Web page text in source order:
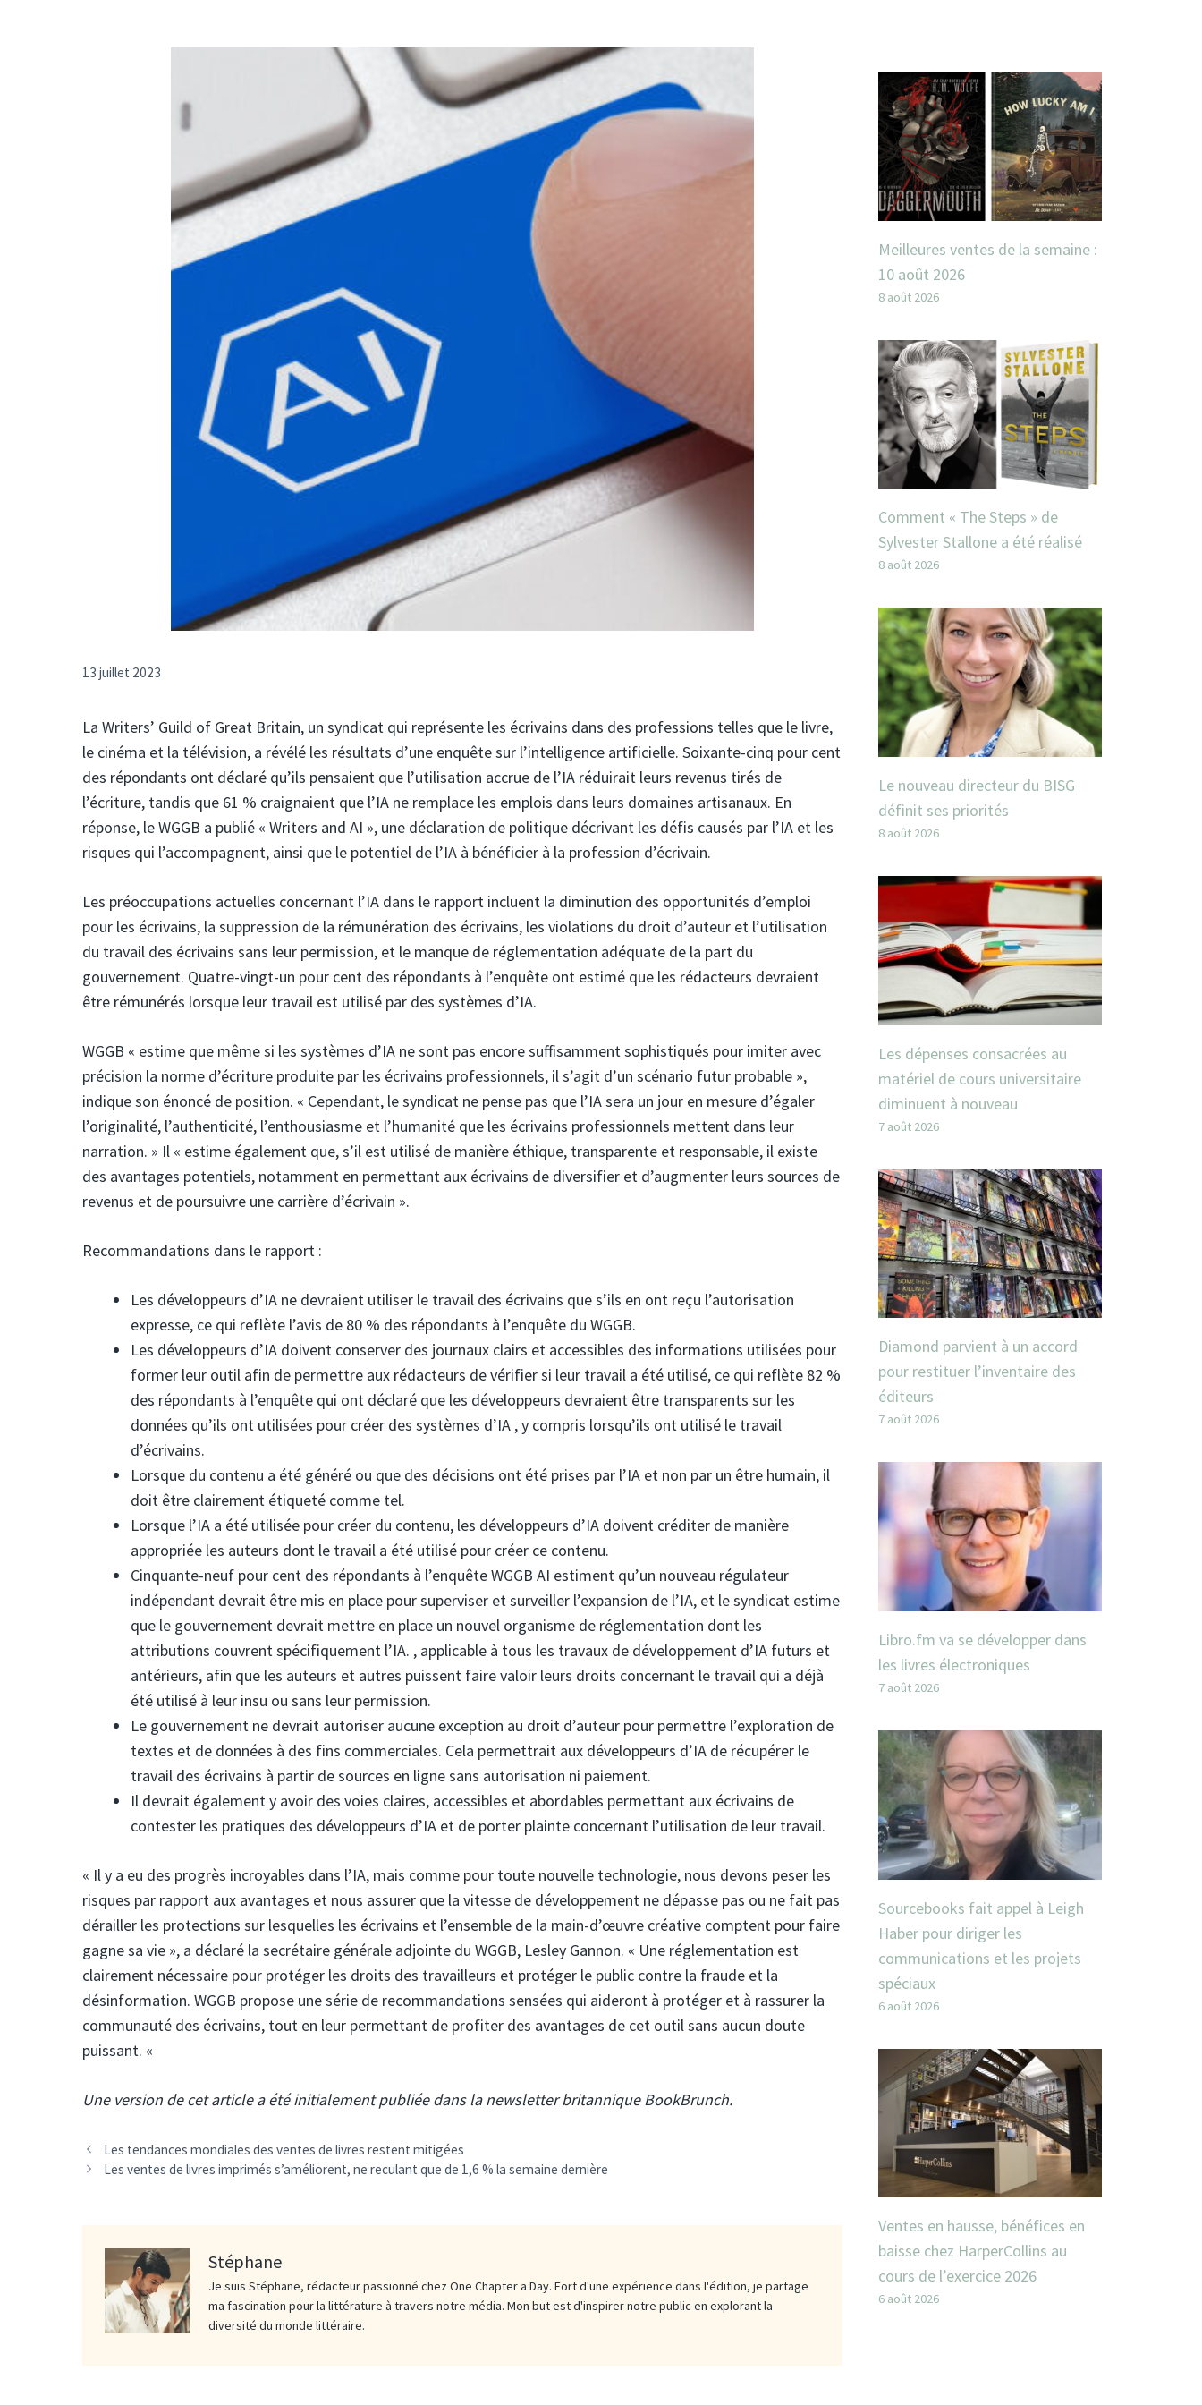
13 juillet 2023
La Writers’ Guild of Great Britain, un syndicat qui représente les écrivains dans des professions telles que le livre,
le cinéma et la télévision, a révélé les résultats d’une enquête sur l’intelligence artificielle. Soixante-cinq pour cent
des répondants ont déclaré qu’ils pensaient que l’utilisation accrue de l’IA réduirait leurs revenus tirés de
l’écriture, tandis que 61 % craignaient que l’IA ne remplace les emplois dans leurs domaines artisanaux. En
réponse, le WGGB a publié « Writers and AI », une déclaration de politique décrivant les défis causés par l’IA et les
risques qui l’accompagnent, ainsi que le potentiel de l’IA à bénéficier à la profession d’écrivain.
Les préoccupations actuelles concernant l’IA dans le rapport incluent la diminution des opportunités d’emploi
pour les écrivains, la suppression de la rémunération des écrivains, les violations du droit d’auteur et l’utilisation
du travail des écrivains sans leur permission, et le manque de réglementation adéquate de la part du
gouvernement. Quatre-vingt-un pour cent des répondants à l’enquête ont estimé que les rédacteurs devraient
être rémunérés lorsque leur travail est utilisé par des systèmes d’IA.
WGGB « estime que même si les systèmes d’IA ne sont pas encore suffisamment sophistiqués pour imiter avec
précision la norme d’écriture produite par les écrivains professionnels, il s’agit d’un scénario futur probable »,
indique son énoncé de position. « Cependant, le syndicat ne pense pas que l’IA sera un jour en mesure d’égaler
l’originalité, l’authenticité, l’enthousiasme et l’humanité que les écrivains professionnels mettent dans leur
narration. » Il « estime également que, s’il est utilisé de manière éthique, transparente et responsable, il existe
des avantages potentiels, notamment en permettant aux écrivains de diversifier et d’augmenter leurs sources de
revenus et de poursuivre une carrière d’écrivain ».
Recommandations dans le rapport :
Les développeurs d’IA ne devraient utiliser le travail des écrivains que s’ils en ont reçu l’autorisation
expresse, ce qui reflète l’avis de 80 % des répondants à l’enquête du WGGB.
Les développeurs d’IA doivent conserver des journaux clairs et accessibles des informations utilisées pour
former leur outil afin de permettre aux rédacteurs de vérifier si leur travail a été utilisé, ce qui reflète 82 %
des répondants à l’enquête qui ont déclaré que les développeurs devraient être transparents sur les
données qu’ils ont utilisées pour créer des systèmes d’IA , y compris lorsqu’ils ont utilisé le travail
d’écrivains.
Lorsque du contenu a été généré ou que des décisions ont été prises par l’IA et non par un être humain, il
doit être clairement étiqueté comme tel.
Lorsque l’IA a été utilisée pour créer du contenu, les développeurs d’IA doivent créditer de manière
appropriée les auteurs dont le travail a été utilisé pour créer ce contenu.
Cinquante-neuf pour cent des répondants à l’enquête WGGB AI estiment qu’un nouveau régulateur
indépendant devrait être mis en place pour superviser et surveiller l’expansion de l’IA, et le syndicat estime
que le gouvernement devrait mettre en place un nouvel organisme de réglementation dont les
attributions couvrent spécifiquement l’IA. , applicable à tous les travaux de développement d’IA futurs et
antérieurs, afin que les auteurs et autres puissent faire valoir leurs droits concernant le travail qui a déjà
été utilisé à leur insu ou sans leur permission.
Le gouvernement ne devrait autoriser aucune exception au droit d’auteur pour permettre l’exploration de
textes et de données à des fins commerciales. Cela permettrait aux développeurs d’IA de récupérer le
travail des écrivains à partir de sources en ligne sans autorisation ni paiement.
Il devrait également y avoir des voies claires, accessibles et abordables permettant aux écrivains de
contester les pratiques des développeurs d’IA et de porter plainte concernant l’utilisation de leur travail.
« Il y a eu des progrès incroyables dans l’IA, mais comme pour toute nouvelle technologie, nous devons peser les
risques par rapport aux avantages et nous assurer que la vitesse de développement ne dépasse pas ou ne fait pas
dérailler les protections sur lesquelles les écrivains et l’ensemble de la main-d’œuvre créative comptent pour faire
gagne sa vie », a déclaré la secrétaire générale adjointe du WGGB, Lesley Gannon. « Une réglementation est
clairement nécessaire pour protéger les droits des travailleurs et protéger le public contre la fraude et la
désinformation. WGGB propose une série de recommandations sensées qui aideront à protéger et à rassurer la
communauté des écrivains, tout en leur permettant de profiter des avantages de cet outil sans aucun doute
puissant. «
Une version de cet article a été initialement publiée dans la newsletter britannique BookBrunch.
Les tendances mondiales des ventes de livres restent mitigées
Les ventes de livres imprimés s’améliorent, ne reculant que de 1,6 % la semaine dernière
Stéphane
Je suis Stéphane, rédacteur passionné chez One Chapter a Day. Fort d'une expérience dans l'édition, je partage
ma fascination pour la littérature à travers notre média. Mon but est d'inspirer notre public en explorant la
diversité du monde littéraire.
Meilleures ventes de la semaine :
10 août 2026
8 août 2026
Comment « The Steps » de
Sylvester Stallone a été réalisé
8 août 2026
Le nouveau directeur du BISG
définit ses priorités
8 août 2026
Les dépenses consacrées au
matériel de cours universitaire
diminuent à nouveau
7 août 2026
Diamond parvient à un accord
pour restituer l’inventaire des
éditeurs
7 août 2026
Libro.fm va se développer dans
les livres électroniques
7 août 2026
Sourcebooks fait appel à Leigh
Haber pour diriger les
communications et les projets
spéciaux
6 août 2026
Ventes en hausse, bénéfices en
baisse chez HarperCollins au
cours de l’exercice 2026
6 août 2026